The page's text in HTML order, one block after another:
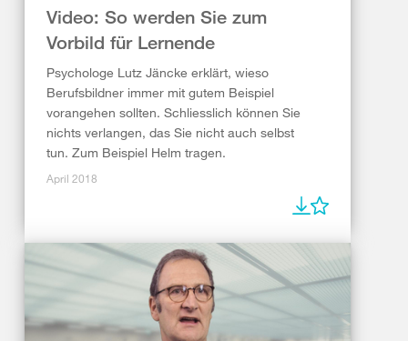
Video: So werden Sie zum
Vorbild für Lernende
Psychologe Lutz Jäncke erklärt, wieso
Berufsbildner immer mit gutem Beispiel
vorangehen sollten. Schliesslich können Sie
nichts verlangen, das Sie nicht auch selbst
tun. Zum Beispiel Helm tragen.
April 2018